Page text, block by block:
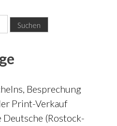
Besprechung
Print-Verkauf
Deutsche (Rostock-